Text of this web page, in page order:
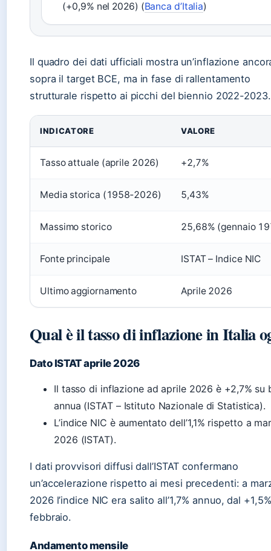
(+0,9% nel 2026) (Banca d’Italia)
Il quadro dei dati ufficiali mostra un’inflazione
sopra il target BCE, ma in fase di rallentamento
strutturale rispetto ai picchi del biennio 2022-2023.
INDICATORE VALORE
Tasso attuale (aprile 2026) +2,7%
Media storica (1958‑2026) 5,43%
Massimo storico 25,68% (gennaio
Fonte principale ISTAT – Indice NIC
Ultimo aggiornamento Aprile 2026
Qual è il tasso di inflazione in Italia
Dato ISTAT aprile 2026
Il tasso di inflazione ad aprile 2026 è +2,7% su
annua (ISTAT – Istituto Nazionale di Statistica).
L’indice NIC è aumentato dell’1,1% rispetto a
2026 (ISTAT).
I dati provvisori diffusi dall’ISTAT confermano
un’accelerazione rispetto ai mesi precedenti: a
2026 l’indice NIC era salito all’1,7% annuo, dal
febbraio.
Andamento mensile